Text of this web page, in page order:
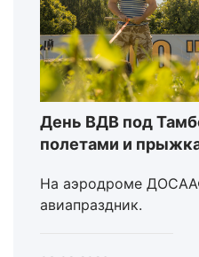
День ВДВ под
полетами и
На аэродроме
авиапраздник.